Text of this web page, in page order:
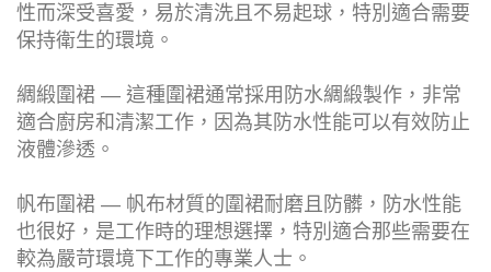
性而深受喜愛，易於清洗且不易起球，特別適合需要
保持衛生的環境。
綢緞圍裙 — 這種圍裙通常採用防水綢緞製作，非常
適合廚房和清潔工作，因為其防水性能可以有效防止
液體滲透。
帆布圍裙 — 帆布材質的圍裙耐磨且防髒，防水性能
也很好，是工作時的理想選擇，特別適合那些需要在
較為嚴苛環境下工作的專業人士。